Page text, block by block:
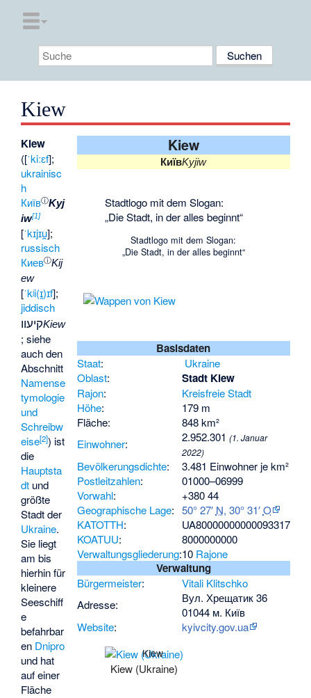
Kiew
Kiew
КиївKyjiw
Stadtlogo mit dem Slogan:
„Die Stadt, in der alles beginnt“
Stadtlogo mit dem Slogan:
„Die Stadt, in der alles beginnt“
Basisdaten
Staat:
Ukraine
Oblast: Stadt Kiew
Rajon:
Kreisfreie Stadt
Höhe:
179 m
Fläche:
848 km²
Einwohner: 2.952.301 (1. Januar
2022)
Bevölkerungsdichte:
3.481 Einwohner je km²
Postleitzahlen:
01000–06999
Vorwahl:
+380 44
Geographische Lage: 50° 27′ N, 30° 31′O
KATOTTH:
UA80000000000093317
KOATUU:
8000000000
Verwaltungsgliederung:10 Rajone
Verwaltung
Bürgermeister:
Vitali Klitschko
Adresse:
Вул. Хрещатик 36
01044 м. Київ
Website: kyivcity.gov.ua
Kiew (Ukraine)
Kiew
Kiew
([ˈkiːɛf];
ukrainisc
h
КиївⓘKyj
iw[1]
[ˈkɪjɪu̯];
russisch
КиевⓘKij
ew
[ˈkʲi(ɪ̯)ɪf];
jiddisch
קיעווKiew
; siehe
auch den
Abschnitt
Namense
tymologie
und
Schreibw
eise[2]) ist
die
Hauptsta
dt und
größte
Stadt der
Ukraine.
Sie liegt
am bis
hierhin für
kleinere
Seeschiff
e
befahrbar
en Dnipro
und hat
auf einer
Fläche